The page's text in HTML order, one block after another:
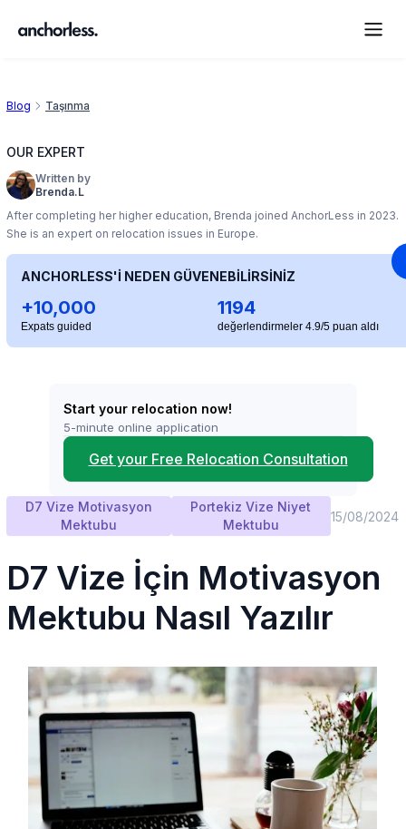
Blog Taşınma
OUR EXPERT
Written by
Brenda.L
After completing her higher education, Brenda joined AnchorLess in 2023.
She is an expert on relocation issues in Europe.
ANCHORLESS'İ NEDEN GÜVENEBİLİRSİNİZ
+10,000
Expats guided
1194
değerlendirmeler 4.9/5 puan aldı
Start your relocation now!
5-minute online application
Get your Free Relocation Consultation
D7 Vize Motivasyon
Mektubu
Portekiz Vize Niyet
Mektubu
15/08/2024
D7 Vize İçin Motivasyon
Mektubu Nasıl Yazılır